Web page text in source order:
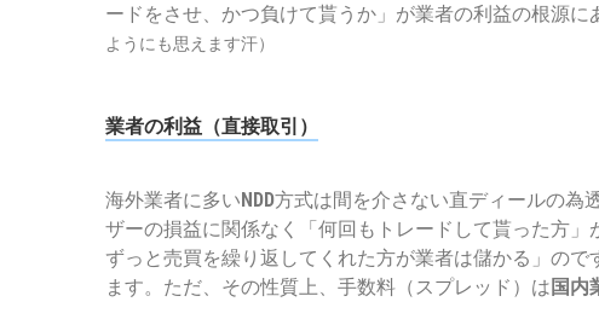
ードをさせ、かつ負けて貰うか」が業者の利益の根源に
ようにも思えます汗）
業者の利益（直接取引 ）
海外業者に多いNDD方式は間を介さない直ディールの為
ザーの損益に関係なく「何回もトレードして貰った方
ずっと売買を繰り返してくれた方が業者は儲かる」の
ます。ただ、その性質上、手数料（スプレッド）は 国内